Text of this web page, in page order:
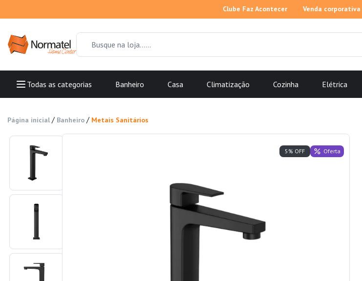
Clube Faz Acontecer Venda corporativa
Todas as categorias Banheiro Casa Climatização Cozinha Elétrica
Página inicial / Banheiro / Metais Sanitários
5% OFF Oferta